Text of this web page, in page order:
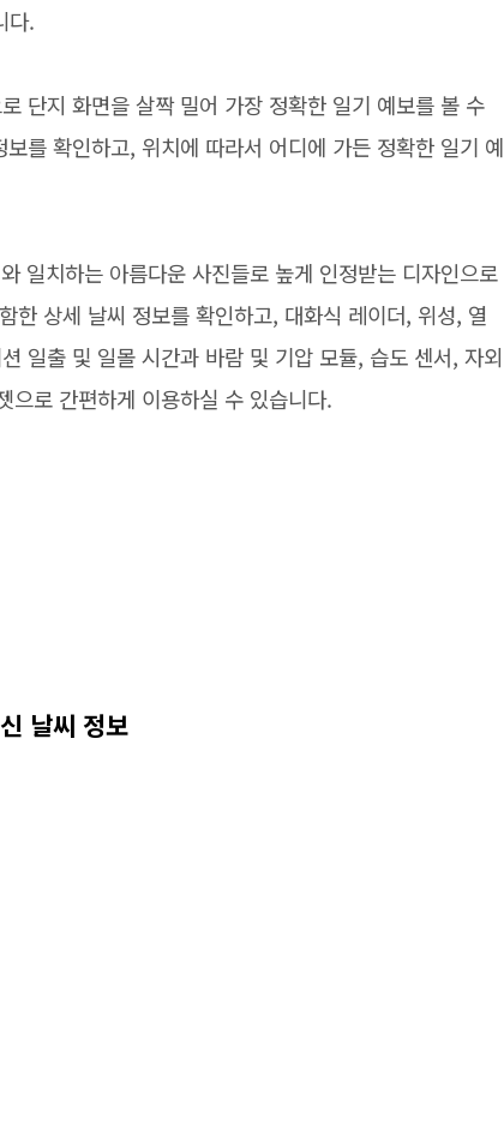
다.
단지 화면을 살짝 밀어 가장 정확한 일기 예보를 볼 수
를 확인하고, 위치에 따라서 어디에 가든 정확한 일기 예
일치하는 아름다운 사진들로 높게 인정받는 디자인으로
상세 날씨 정보를 확인하고, 대화식 레이더, 위성, 열
일출 및 일몰 시간과 바람 및 기압 모듈, 습도 센서, 자외
으로 간편하게 이용하실 수 있습니다.
날씨 정보